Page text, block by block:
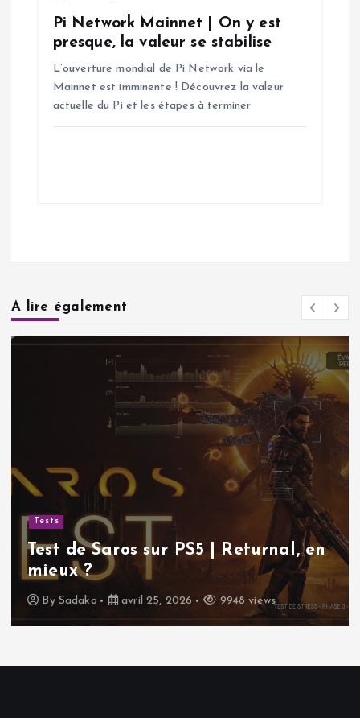
Pi Network Mainnet | On y est
presque, la valeur se stabilise
L’ouverture mondial de Pi Network via le
Mainnet est imminente ! Découvrez la valeur
actuelle du Pi et les étapes à terminer
A lire également
Tests
Test de Saros sur PS5 | Returnal, en
mieux ?
By Sadako avril 25, 2026 9948 views